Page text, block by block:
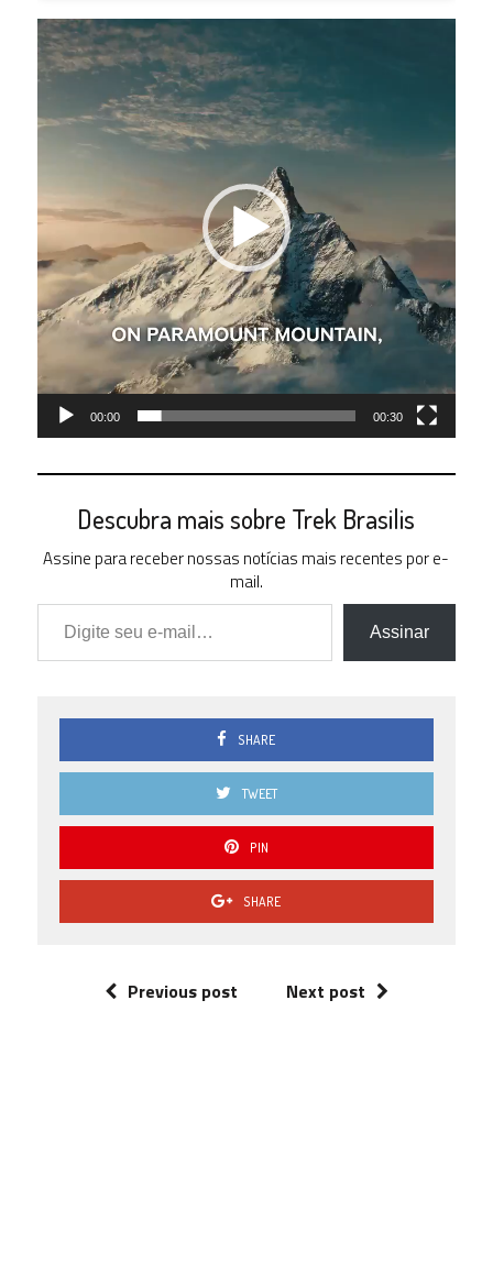
Tocador
de
vídeo
00:00 00:30
Descubra mais sobre Trek Brasilis
Assine para receber nossas notícias mais recentes por e-
mail.
Digite seu e-mail…
Assinar
SHARE
TWEET
PIN
SHARE
Previous post Next post